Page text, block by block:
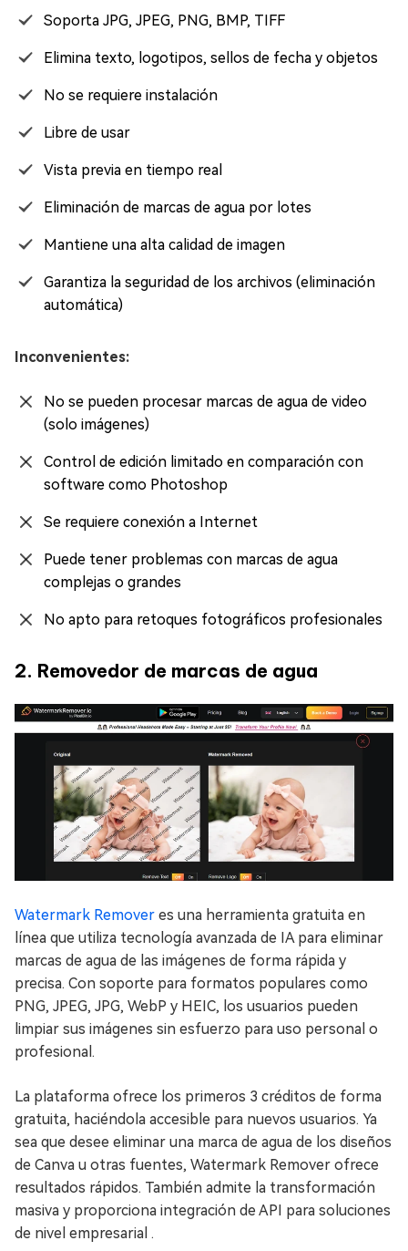
Soporta JPG, JPEG, PNG, BMP, TIFF
Elimina texto, logotipos, sellos de fecha y objetos
No se requiere instalación
Libre de usar
Vista previa en tiempo real
Eliminación de marcas de agua por lotes
Mantiene una alta calidad de imagen
Garantiza la seguridad de los archivos (eliminación
automática)
Inconvenientes:
No se pueden procesar marcas de agua de video
(solo imágenes)
Control de edición limitado en comparación con
software como Photoshop
Se requiere conexión a Internet
Puede tener problemas con marcas de agua
complejas o grandes
No apto para retoques fotográficos profesionales
2. Removedor de marcas de agua
Watermark Remover es una herramienta gratuita en
línea que utiliza tecnología avanzada de IA para eliminar
marcas de agua de las imágenes de forma rápida y
precisa. Con soporte para formatos populares como
PNG, JPEG, JPG, WebP y HEIC, los usuarios pueden
limpiar sus imágenes sin esfuerzo para uso personal o
profesional.
La plataforma ofrece los primeros 3 créditos de forma
gratuita, haciéndola accesible para nuevos usuarios. Ya
sea que desee eliminar una marca de agua de los diseños
de Canva u otras fuentes, Watermark Remover ofrece
resultados rápidos. También admite la transformación
masiva y proporciona integración de API para soluciones
de nivel empresarial .